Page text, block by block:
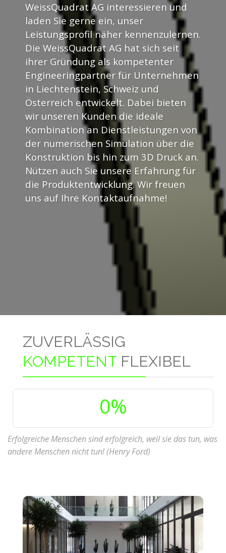
WeissQuadrat AG interessieren und
laden Sie gerne ein, unser
Leistungsprofil näher kennenzulernen.
Die WeissQuadrat AG hat sich seit
ihrer Gründung als kompetenter
Engineeringpartner für Unternehmen
in Liechtenstein, Schweiz und
Österreich entwickelt. Dabei bieten
wir unseren Kunden die ideale
Kombination an Dienstleistungen von
der numerischen Simulation über die
Konstruktion bis hin zum 3D Druck an.
Nützen auch Sie unsere Erfahrung für
die Produktentwicklung. Wir freuen
uns auf Ihre Kontaktaufnahme!
ZUVERLÄSSIG
KOMPETENT FLEXIBEL
0%
Erfolgreiche Menschen sind erfolgreich, weil sie das tun, was
andere Menschen nicht tun! (Henry Ford)